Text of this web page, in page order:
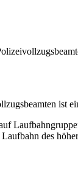
ist
des